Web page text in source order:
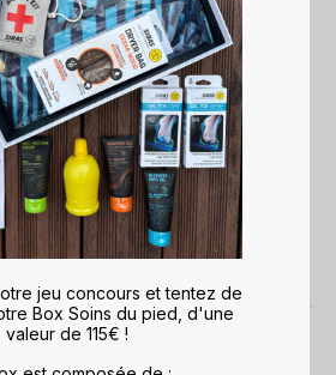
: Conception spécifique pour
moyennes, offrant un soutien adapté.
: La coque en EVA assure la
optimal du pied.
: Le feutre polyester recyclé et la
(20% recyclée) apportent chaleur
pour des pieds protégés du froid.
jeu concours et tentez de
Box Soins du pied, d'une
valeur de 115€ !